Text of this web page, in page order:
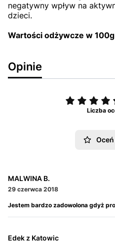
negatywny wpływ na
dzieci.
Wartości odżywcze w 100g
Opinie
Liczba
MALWINA B.
29 czerwca 2018
Jestem bardzo zadowolona gdyż
Edek z Katowic